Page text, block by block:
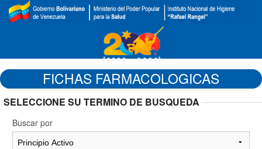
FICHAS FARMACOLOGICAS
SELECCIONE SU TERMINO DE BUSQUEDA
Buscar por